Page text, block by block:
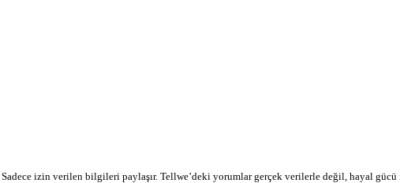
izin verilen bilgileri paylaşır. Tellwe’deki yorumlar gerçek verilerle değil, hayal